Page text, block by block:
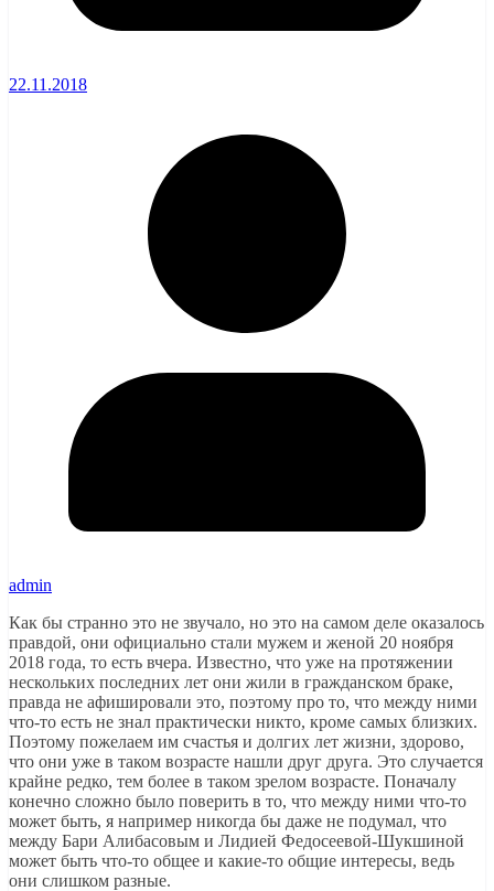
22.11.2018
admin
Как бы странно это не звучало, но это на самом деле оказалось
правдой, они официально стали мужем и женой 20 ноября
2018 года, то есть вчера. Известно, что уже на протяжении
нескольких последних лет они жили в гражданском браке,
правда не афишировали это, поэтому про то, что между ними
что-то есть не знал практически никто, кроме самых близких.
Поэтому пожелаем им счастья и долгих лет жизни, здорово,
что они уже в таком возрасте нашли друг друга. Это случается
крайне редко, тем более в таком зрелом возрасте. Поначалу
конечно сложно было поверить в то, что между ними что-то
может быть, я например никогда бы даже не подумал, что
между Бари Алибасовым и Лидией Федосеевой-Шукшиной
может быть что-то общее и какие-то общие интересы, ведь
они слишком разные.